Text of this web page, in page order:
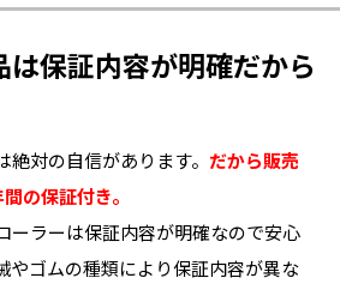
は保証内容が明確だから
絶対の自信があります。 だから販売
の保証付き。
ーラーは保証内容が明確なので安心
やゴムの種類により保証内容が異な